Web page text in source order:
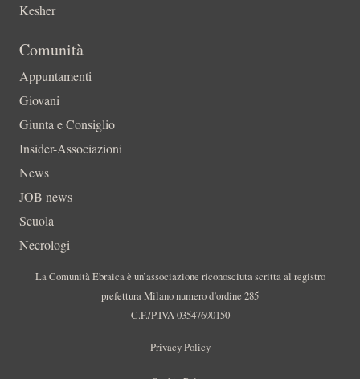
Kesher
Comunità
Appuntamenti
Giovani
Giunta e Consiglio
Insider-Associazioni
News
JOB news
Scuola
Necrologi
La Comunità Ebraica è un’associazione riconosciuta scritta al registro
prefettura Milano numero d’ordine 285
C.F./P.IVA 03547690150
Privacy Policy